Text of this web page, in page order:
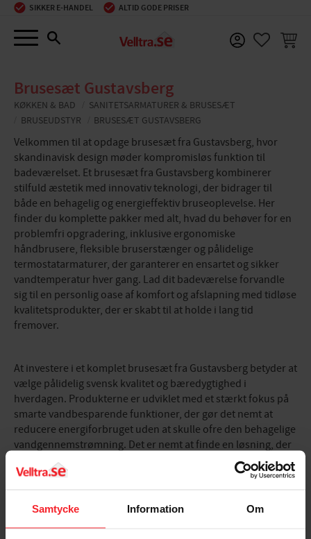
Samtycke Information Om
Menu
SIKKER E-HANDEL ALTID GODE PRISER
Brusesæt Gustavsberg
KØKKEN & BAD
SANITETSARMATURER & BRUSESÆT
BRUSEUDSTYR
BRUSESÆT GUSTAVSBERG
Velkommen til at opdage brusesæt fra Gustavsberg, hvor
skandinavisk design møder kompromisløs funktion til
badeværelset. Et brusesæt fra Gustavsberg kombinerer
stilfuld æstetik med innovativ teknologi, der bidrager til
både en behagelig og energieffektiv bruseoplevelse. Her
finder du komplette pakker med alt, hvad du behøver for en
problemfri opgradering, inklusive ergonomiske
håndbrusere, fleksible bruserstænger og pålidelige
termostatarmaturer, der garanterer en ensartet og sikker
vandtemperatur hver gang. Lad dit badeværelse forvandle
sig til en personlig oase af komfort og afslapning med tidløse
kvalitetsprodukter, der er skabt til at holde i lang tid
fremover.
At investere i et komplet brusesæt fra Gustavsberg betyder at
vælge pålidelig svensk kvalitet og bæredygtighed i
hverdagen. Produkterne er udviklet med et stærkt fokus på
smarte vandbesparende funktioner, der gør det nemt at
reducere energiforbruget uden at skulle ofre den behagelige
vandgennemstrømning. Det er nemt at finde en løsning, der
passer perfekt til det eksisterende badeværelsesinteriør,
uanset om målet er en moderne og minimalistisk stil eller et
antikalksystemer bliver rengøringen nem, hvilket er med til